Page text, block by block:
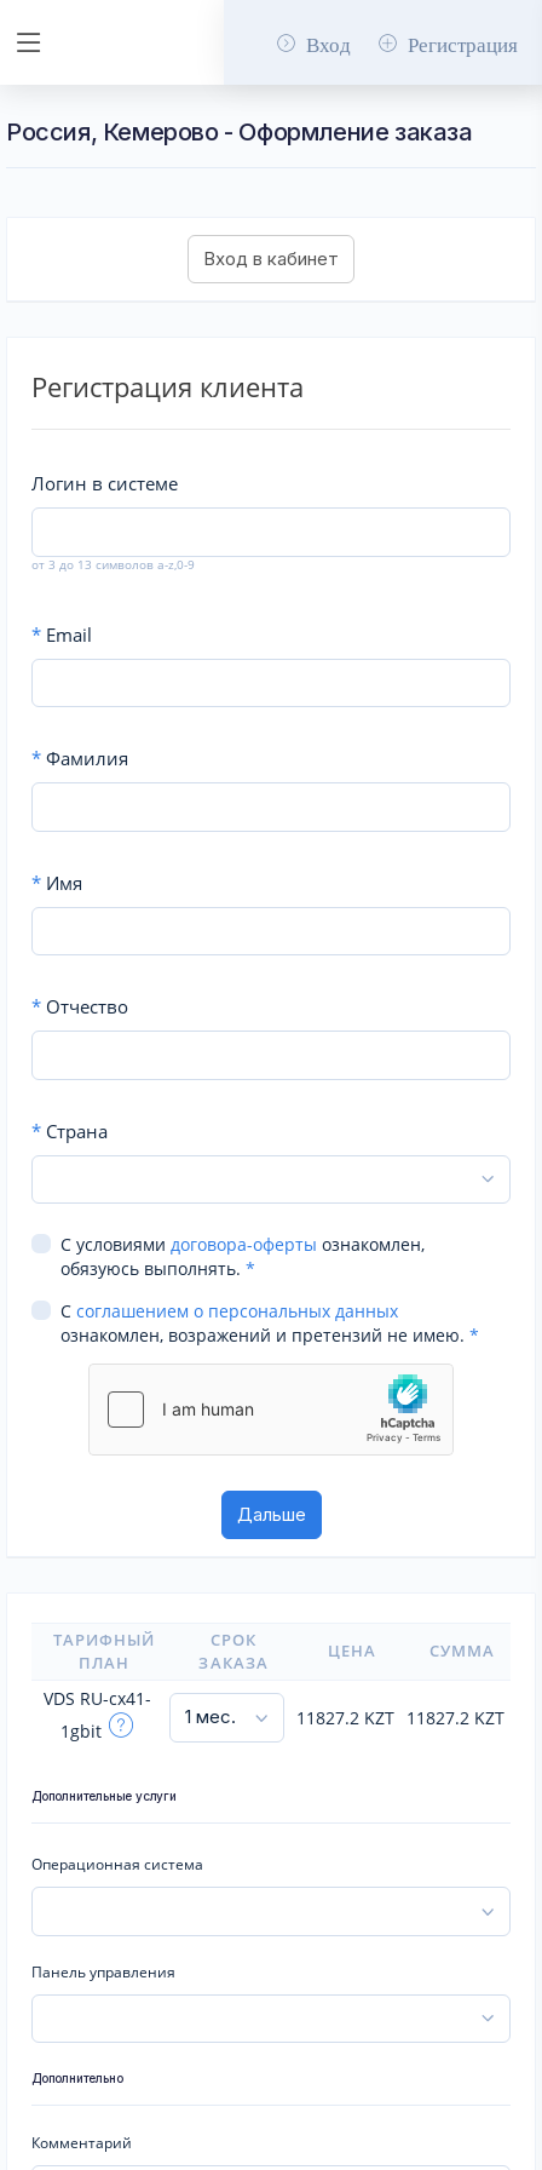
Вход Регистрация
Россия, Кемерово - Оформление заказа
Регистрация клиента
Логин в системе
от 3 до 13 символов a-z,0-9
* Email
* Фамилия
* Имя
* Отчество
* Страна
С условиями договора-оферты ознакомлен,
обязуюсь выполнять. *
С соглашением о персональных данных
ознакомлен, возражений и претензий не имею. *
ТАРИФНЫЙ
ПЛАН
СРОК
ЗАКАЗА
ЦЕНА СУММА
VDS RU-cx41-
1gbit
11827.2 KZT 11827.2 KZT
Дополнительные услуги
Операционная система
Панель управления
Дополнительно
Комментарий